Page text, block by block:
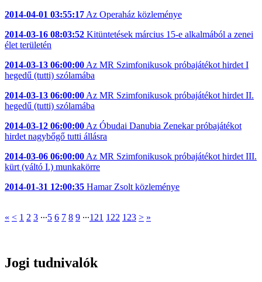
2014-04-01 03:55:17 Az Operaház közleménye
2014-03-16 08:03:52 Kitüntetések március 15-e alkalmából a zenei
élet területén
2014-03-13 06:00:00 Az MR Szimfonikusok próbajátékot hirdet I
hegedű (tutti) szólamába
2014-03-13 06:00:00 Az MR Szimfonikusok próbajátékot hirdet II.
hegedű (tutti) szólamába
2014-03-12 06:00:00 Az Óbudai Danubia Zenekar próbajátékot
hirdet nagybőgő tutti állásra
2014-03-06 06:00:00 Az MR Szimfonikusok próbajátékot hirdet III.
kürt (váltó I.) munkakörre
2014-01-31 12:00:35 Hamar Zsolt közleménye
« < 1 2 3 ∙∙∙5 6 7 8 9 ∙∙∙121 122 123 > »
Jogi tudnivalók